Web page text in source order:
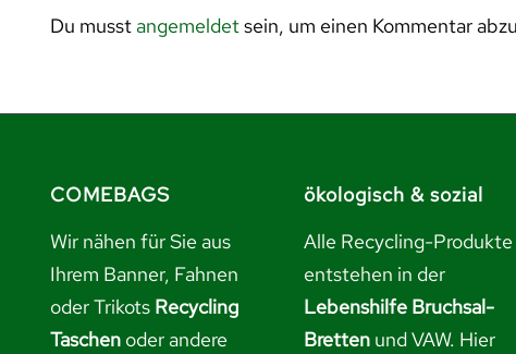
Du musst angemeldetsein, um einen Kommentar
COMEBAGS
Wir nähen für Sie aus
Ihrem Banner, Fahnen
oder Trikots Recycling
Taschenoder andere
ökologisch & sozial
Alle Recycling-Produkte
entstehen in der
Lebenshilfe Bruchsal-
Bretten und VAW. Hier